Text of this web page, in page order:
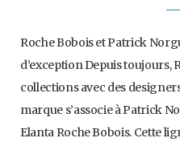
Roche Bobois et Patrick
d’exception Depuis toujours,
collections avec des
marque s’associe à Patrick
Elanta Roche Bobois. Cette